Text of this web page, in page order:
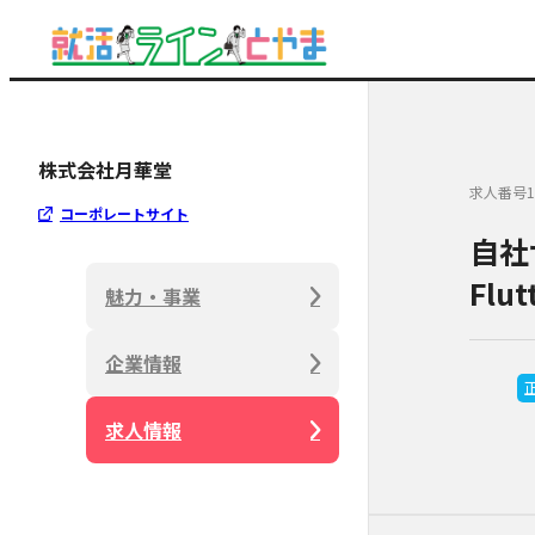
株式会社月華堂
コーポレートサイト
魅力・事業
企業情報
求人情報
求人番号
自